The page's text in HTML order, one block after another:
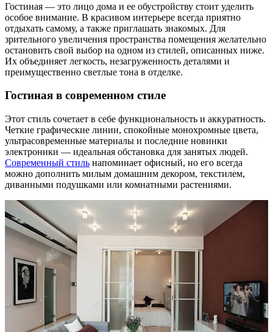
Гостиная — это лицо дома и ее обустройству стоит уделить
особое внимание. В красивом интерьере всегда приятно
отдыхать самому, а также приглашать знакомых. Для
зрительного увеличения пространства помещения желательно
остановить свой выбор на одном из стилей, описанных ниже.
Их объединяет легкость, незагруженность деталями и
преимущественно светлые тона в отделке.
Гостиная в современном стиле
Этот стиль сочетает в себе функциональность и аккуратность.
Четкие графические линии, спокойные монохромные цвета,
ультрасовременные материалы и последние новинки
электроники — идеальная обстановка для занятых людей.
Современный стиль напоминает офисный, но его всегда
можно дополнить милым домашним декором, текстилем,
диванными подушками или комнатными растениями.